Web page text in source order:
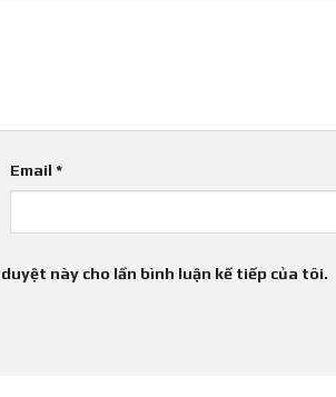
Email*
này cho lần bình luận kế tiếp của tôi.